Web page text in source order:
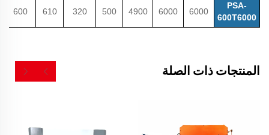
PSA-
600T6000
6000
6000
4900
500
320
610
600
المنتجات ذات الصلة